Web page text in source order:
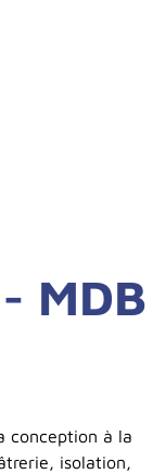
MDB
conception à la
isolation,